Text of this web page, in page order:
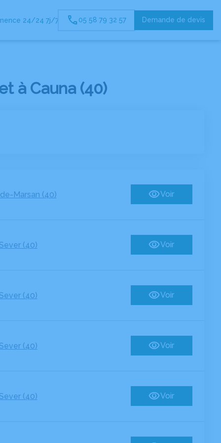
24/24 7j/7 05 58 79 32 57 Demande de devis
à Cauna (40)
Marsan (40) Voir
(40) Voir
(40) Voir
(40) Voir
(40) Voir